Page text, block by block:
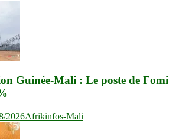
Guinée-Mali : Le poste de Fomi
2026Afrikinfos-Mali